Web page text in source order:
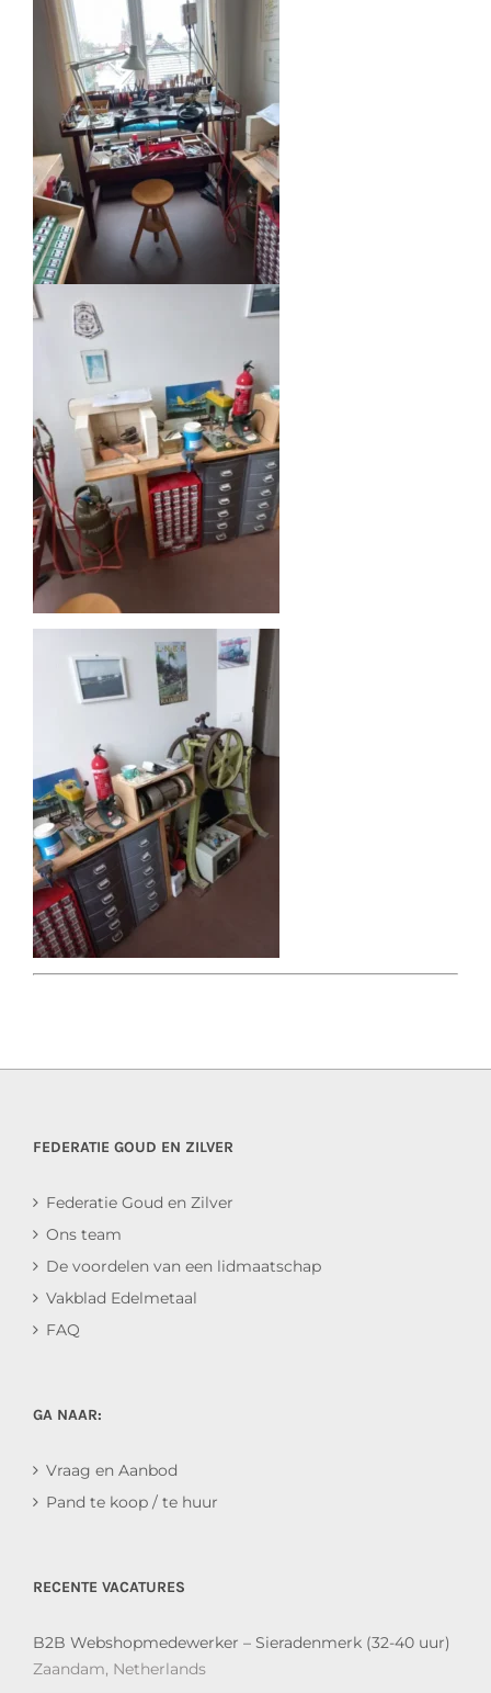
FEDERATIE GOUD EN ZILVER
Federatie Goud en Zilver
Ons team
De voordelen van een lidmaatschap
Vakblad Edelmetaal
FAQ
GA NAAR:
Vraag en Aanbod
Pand te koop / te huur
RECENTE VACATURES
B2B Webshopmedewerker – Sieradenmerk (32-40 uur)
Zaandam, Netherlands